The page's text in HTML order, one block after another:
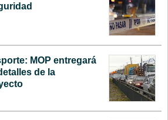
MOP entregará
de la